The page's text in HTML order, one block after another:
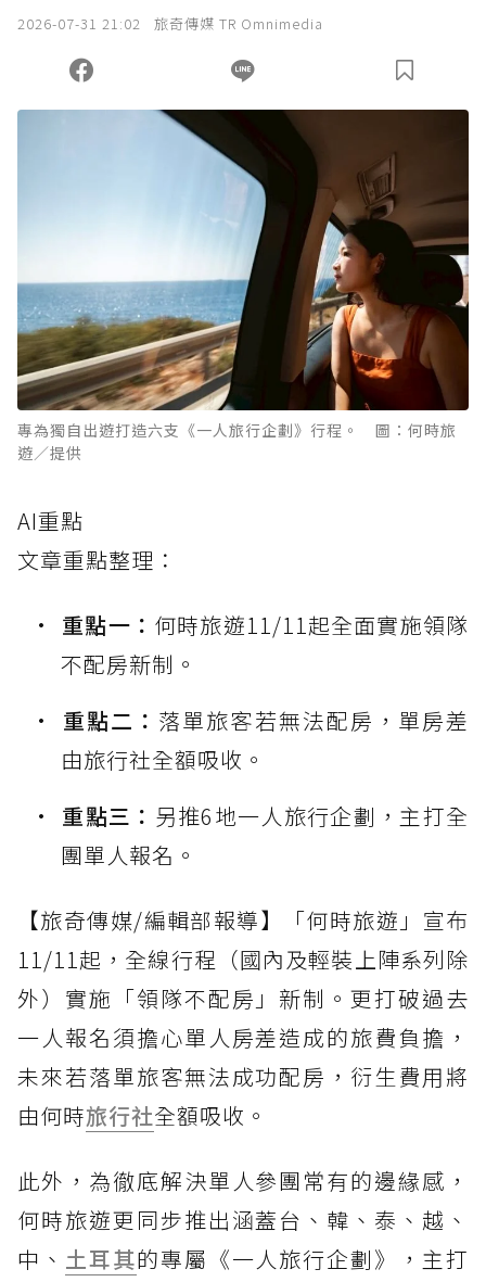
您當前剩餘 U 利點數：0點；前往 購買點數
2026-07-31 21:02 旅奇傳媒 TR Omnimedia
專為獨自出遊打造六支《一人旅行企劃》行程。 圖：何時旅
遊／提供
AI重點
文章重點整理：
重點一： 何時旅遊11/11起全面實施領隊
不配房新制。
重點二： 落單旅客若無法配房，單房差
由旅行社全額吸收。
重點三： 另推6地一人旅行企劃，主打全
團單人報名。
【旅奇傳媒/編輯部報導】「何時旅遊」宣布
11/11起，全線行程（國內及輕裝上陣系列除
外）實施「領隊不配房」新制。更打破過去
一人報名須擔心單人房差造成的旅費負擔，
未來若落單旅客無法成功配房，衍生費用將
由何時旅行社全額吸收。
此外，為徹底解決單人參團常有的邊緣感，
何時旅遊更同步推出涵蓋台、韓、泰、越、
中、 土耳其的專屬《一人旅行企劃》，主打